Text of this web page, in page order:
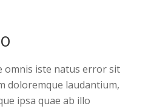
omnis iste natus error sit
doloremque laudantium,
ipsa quae ab illo